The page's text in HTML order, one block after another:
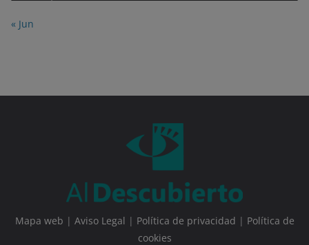
« Jun
Mapa web | Aviso Legal | Política de privacidad | Política de
cookies